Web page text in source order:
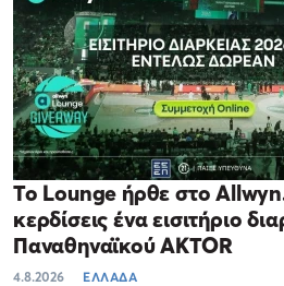
Το Lounge ήρθε στο
κερδίσεις ένα εισιτήριο
Παναθηναϊκού AKTOR
4.8.2026 ΕΛΛΑΔΑ